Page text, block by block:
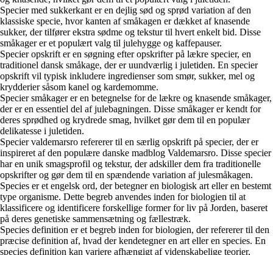
Specier med sukkerkant er en dejlig sød og sprød variation af den
klassiske specie, hvor kanten af småkagen er dækket af knasende
sukker, der tilfører ekstra sødme og tekstur til hvert enkelt bid. Disse
småkager er et populært valg til julehygge og kaffepauser.
Specier opskrift er en søgning efter opskrifter på lækre specier, en
traditionel dansk småkage, der er uundværlig i juletiden. En specier
opskrift vil typisk inkludere ingredienser som smør, sukker, mel og
krydderier såsom kanel og kardemomme.
Specier småkager er en betegnelse for de lækre og knasende småkager,
der er en essentiel del af julebagningen. Disse småkager er kendt for
deres sprødhed og krydrede smag, hvilket gør dem til en populær
delikatesse i juletiden.
Specier valdemarsro refererer til en særlig opskrift på specier, der er
inspireret af den populære danske madblog Valdemarsro. Disse specier
har en unik smagsprofil og tekstur, der adskiller dem fra traditionelle
opskrifter og gør dem til en spændende variation af julesmåkagen.
Species er et engelsk ord, der betegner en biologisk art eller en bestemt
type organisme. Dette begreb anvendes inden for biologien til at
klassificere og identificere forskellige former for liv på Jorden, baseret
på deres genetiske sammensætning og fællestræk.
Species definition er et begreb inden for biologien, der refererer til den
præcise definition af, hvad der kendetegner en art eller en species. En
species definition kan variere afhængigt af videnskabelige teorier,